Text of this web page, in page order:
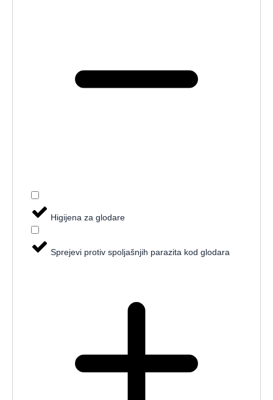
Higijena za glodare
Sprejevi protiv spoljašnjih parazita kod glodara